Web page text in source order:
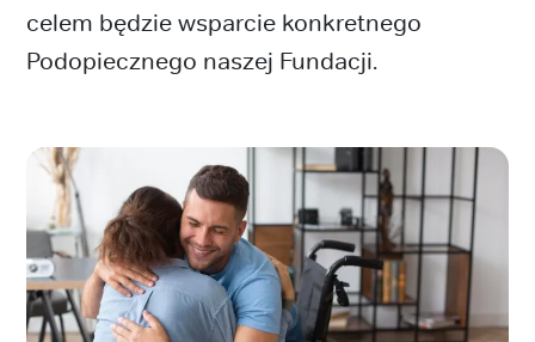
celem będzie wsparcie konkretnego
Podopiecznego naszej Fundacji.